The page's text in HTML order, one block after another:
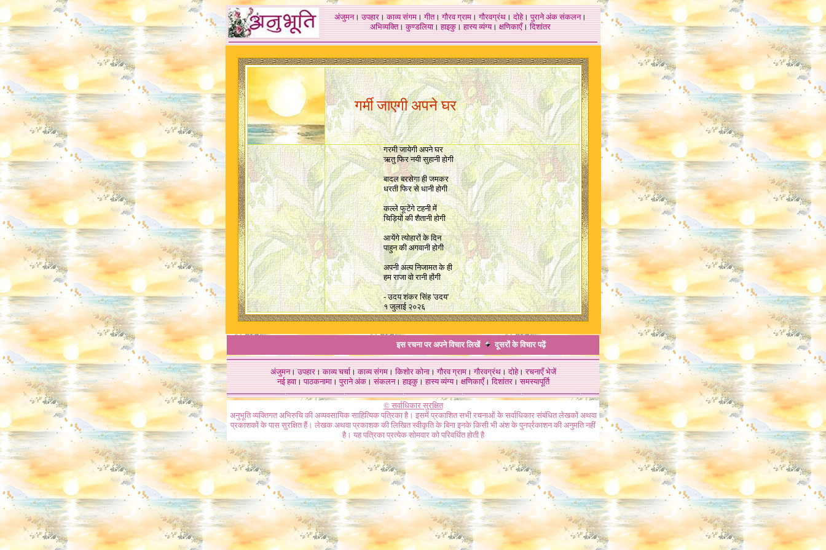
अंजुमन।उपहार।काव्य संगम।गीत।गौरव ग्राम।गौरवग्रंथ।दोहे।पुराने अंक संकलन।
अभिव्यक्ति।कुण्डलिया।हाइकु।हास्य व्यंग्य।क्षणिकाएँ।दिशांतर
गर्मी जाएगी अपने घर
गरमी जायेगी अपने घर
ऋतु फिर नयी सुहानी होगी
बादल बरसेगा ही जमकर
धरती फिर से धानी होगी
कल्ले फूटेंगे टहनी में
चिड़ियों की शैतानी होगी
आयेंगे त्योहारों के दिन
पाहुन की अगवानी होगी
अपनी अल्प निजामत के ही
हम राजा वो रानी होंगी
- उदय शंकर सिंह 'उदय'
१ जुलाई २०२६
इस रचना पर अपने विचार लिखें दूसरों के विचारपढ़ें
अंजुमन।उपहार।काव्य चर्चा।काव्य संगम।किशोर कोना।गौरव ग्राम।गौरवग्रंथ।दोहे।रचनाएँ भेजें
नई हवा। पाठकनामा। पुराने अंक। संकलन। हाइकु। हास्य व्यंग्य। क्षणिकाएँ। दिशांतर। समस्यापूर्ति
© सर्वाधिकार सुरक्षित
अनुभूति व्यक्तिगत अभिरुचि की अव्यवसायिक साहित्यिक पत्रिका है। इसमें प्रकाशित सभी रचनाओं के सर्वाधिकार संबंधित लेखकों अथवा
प्रकाशकों के पास सुरक्षित हैं। लेखक अथवा प्रकाशक की लिखित स्वीकृति के बिना इनके किसी भी अंश के पुनर्प्रकाशन की अनुमति नहीं
है। यह पत्रिका प्रत्येक सोमवार को परिवर्धित होती है